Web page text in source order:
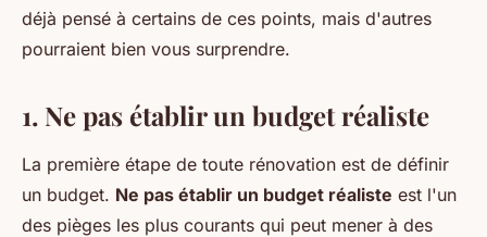
déjà pensé à certains de ces points, mais d'autres
pourraient bien vous surprendre.
1. Ne pas établir un budget réaliste
La première étape de toute rénovation est de définir
un budget. Ne pas établir un budget réaliste est l'un
des pièges les plus courants qui peut mener à des